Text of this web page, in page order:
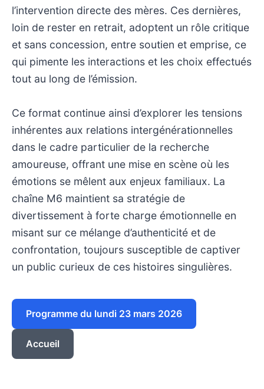
l’intervention directe des mères. Ces dernières,
loin de rester en retrait, adoptent un rôle critique
et sans concession, entre soutien et emprise, ce
qui pimente les interactions et les choix effectués
tout au long de l’émission.
Ce format continue ainsi d’explorer les tensions
inhérentes aux relations intergénérationnelles
dans le cadre particulier de la recherche
amoureuse, offrant une mise en scène où les
émotions se mêlent aux enjeux familiaux. La
chaîne M6 maintient sa stratégie de
divertissement à forte charge émotionnelle en
misant sur ce mélange d’authenticité et de
confrontation, toujours susceptible de captiver
un public curieux de ces histoires singulières.
Programme du lundi 23 mars 2026
Accueil